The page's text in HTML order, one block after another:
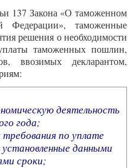
137 Закона «О таможенном
Федерации», таможенные
решения о необходимости
таможенных пошлин,
ввозимых декларантом,
деятельность
года;
по уплате
данными
сроки;